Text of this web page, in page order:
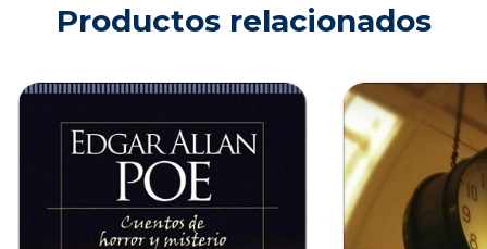
Productos relacionados